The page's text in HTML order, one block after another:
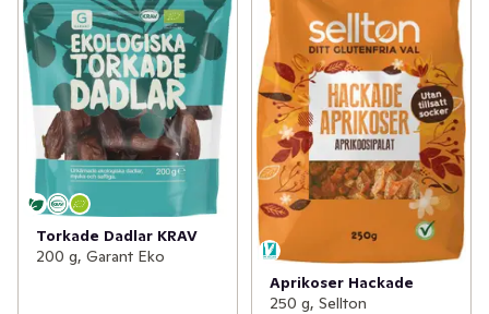
Torkade Dadlar KRAV
200 g, Garant Eko
Aprikoser Hackade
250 g, Sellton